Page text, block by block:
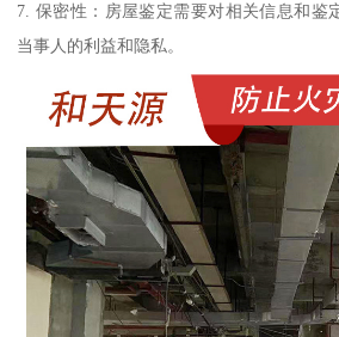
7. 保密性：房屋鉴定需要对相关信息和鉴
当事人的利益和隐私。